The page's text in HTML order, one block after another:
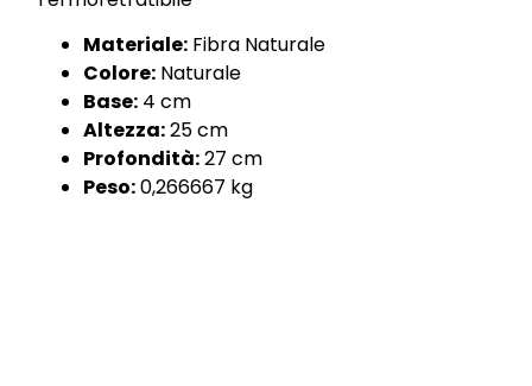
Materiale: Fibra Naturale
Colore: Naturale
Base: 4 cm
Altezza:25 cm
Profondità:27 cm
Peso:0,266667 kg